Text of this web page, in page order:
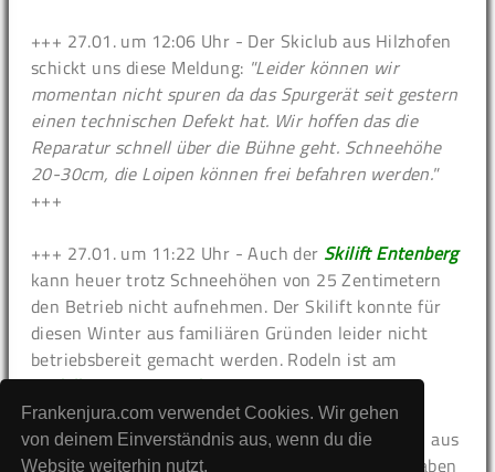
Frankenjura.com verwendet Cookies. Wir gehen
von deinem Einverständnis aus, wenn du die
Website weiterhin nutzt.
+++ 27.01. um 12:06 Uhr - Der Skiclub aus Hilzhofen
schickt uns diese Meldung: "Leider können wir
momentan nicht spuren da das Spurgerät seit gestern
einen technischen Defekt hat. Wir hoffen das die
Reparatur schnell über die Bühne geht. Schneehöhe
20-30cm, die Loipen können frei befahren werden."
+++
+++ 27.01. um 11:22 Uhr - Auch der Skilift Entenberg
kann heuer trotz Schneehöhen von 25 Zentimetern
den Betrieb nicht aufnehmen. Der Skilift konnte für
diesen Winter aus familiären Gründen leider nicht
betriebsbereit gemacht werden. Rodeln ist am
Rodelhang am Entenbergaber möglich! +++
+++ 27.01. um 11:15 Uhr - schlechte Nachrichten aus
Spies für Ski-Alpin-Fans: Nach einer Begehung haben